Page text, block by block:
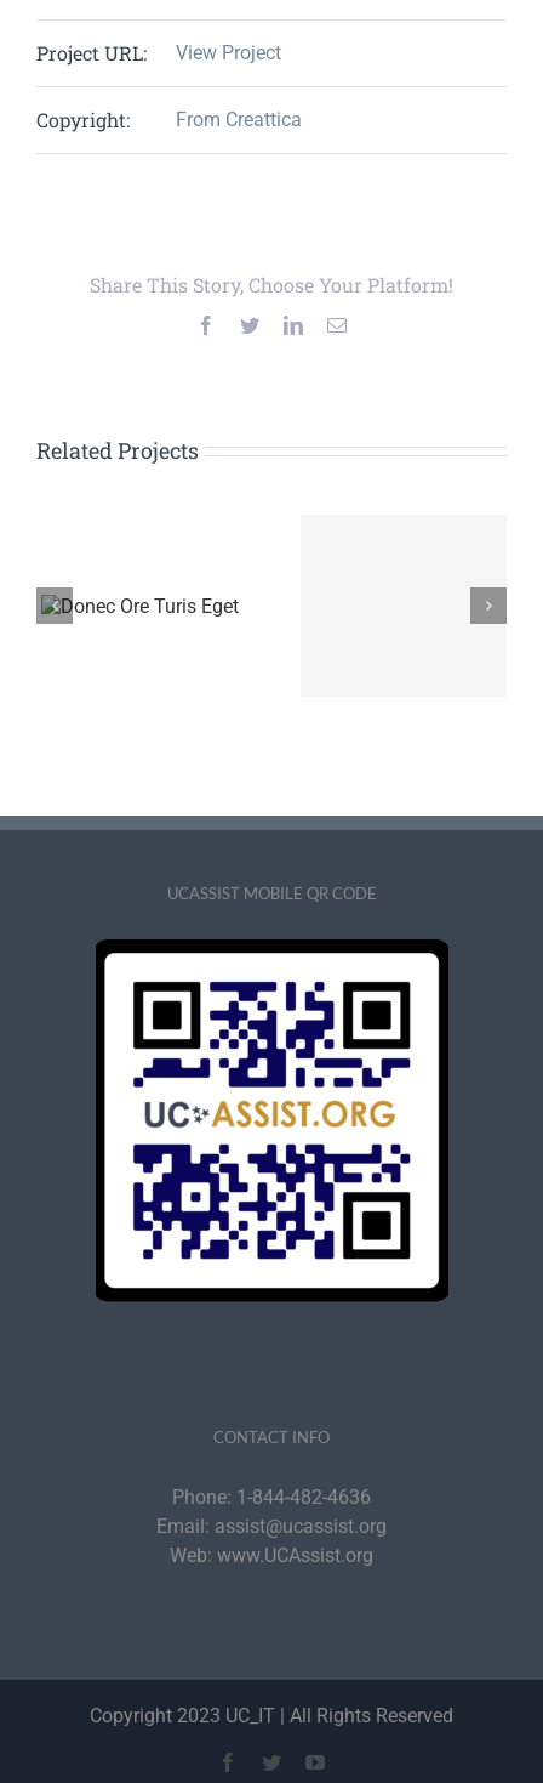
Project URL: View Project
Copyright: From Creattica
Share This Story, Choose Your Platform!
Facebook
TwitterLinkedInEmail
Related Projects
Mauris Fringilla
Nam Viverra
UCASSIST MOBILE QR CODE
CONTACT INFO
Phone: 1-844-482-4636
Email: assist@ucassist.org
Web: www.UCAssist.org
Copyright 2023 UC_IT | All Rights Reserved
Facebook
TwitterYouTube